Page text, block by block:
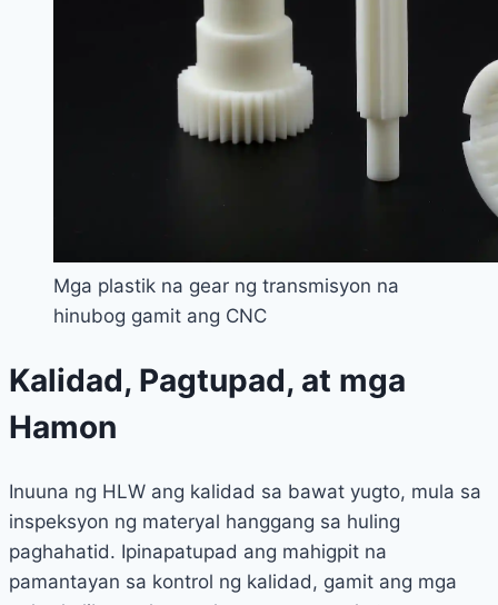
Mga plastik na gear ng transmisyon na
hinubog gamit ang CNC
Kalidad, Pagtupad, at mga
Hamon
Inuuna ng HLW ang kalidad sa bawat yugto, mula sa
inspeksyon ng materyal hanggang sa huling
paghahatid. Ipinapatupad ang mahigpit na
pamantayan sa kontrol ng kalidad, gamit ang mga